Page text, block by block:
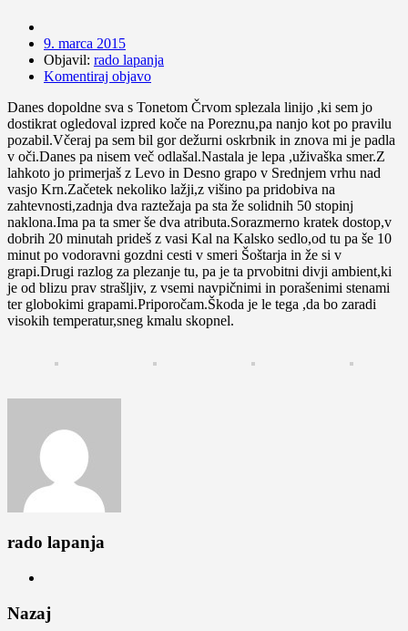
9. marca 2015
Objavil: rado lapanja
Komentiraj objavo
Danes dopoldne sva s Tonetom Črvom splezala linijo ,ki sem jo
dostikrat ogledoval izpred koče na Poreznu,pa nanjo kot po pravilu
pozabil.Včeraj pa sem bil gor dežurni oskrbnik in znova mi je padla
v oči.Danes pa nisem več odlašal.Nastala je lepa ,uživaška smer.Z
lahkoto jo primerjaš z Levo in Desno grapo v Srednjem vrhu nad
vasjo Krn.Začetek nekoliko lažji,z višino pa pridobiva na
zahtevnosti,zadnja dva raztežaja pa sta že solidnih 50 stopinj
naklona.Ima pa ta smer še dva atributa.Sorazmerno kratek dostop,v
dobrih 20 minutah prideš z vasi Kal na Kalsko sedlo,od tu pa še 10
minut po vodoravni gozdni cesti v smeri Šoštarja in že si v
grapi.Drugi razlog za plezanje tu, pa je ta prvobitni divji ambient,ki
je od blizu prav strašljiv, z vsemi navpičnimi in porašenimi stenami
ter globokimi grapami.Priporočam.Škoda je le tega ,da bo zaradi
visokih temperatur,sneg kmalu skopnel.
rado lapanja
Nazaj